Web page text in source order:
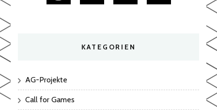
KATEGORIEN
AG-Projekte
Call for Games